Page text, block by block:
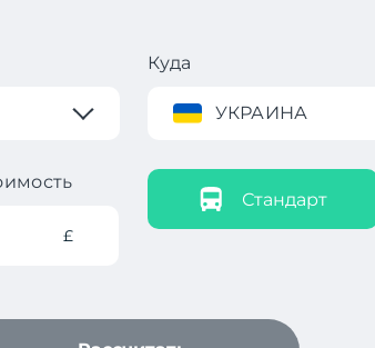
Куда
УКРАИНА
£
Стандарт